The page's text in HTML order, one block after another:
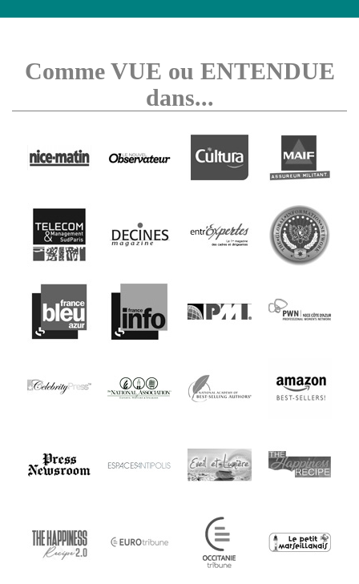
Comme VUE ou ENTENDUE
dans...